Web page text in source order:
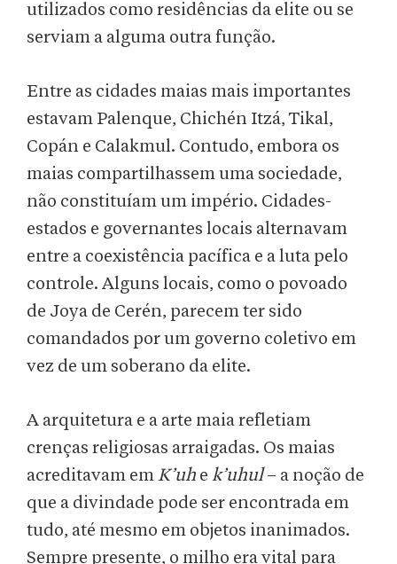
utilizados como residências da elite ou se
serviam a alguma outra função.
Entre as cidades maias mais importantes
estavam Palenque, Chichén Itzá, Tikal,
Copán e Calakmul. Contudo, embora os
maias compartilhassem uma sociedade,
não constituíam um império. Cidades-
estados e governantes locais alternavam
entre a coexistência pacífica e a luta pelo
controle. Alguns locais, como o povoado
de Joya de Cerén, parecem ter sido
comandados por um governo coletivo em
vez de um soberano da elite.
A arquitetura e a arte maia refletiam
crenças religiosas arraigadas. Os maias
acreditavam emK’uh e k’uhul– a noção de
que a divindade pode ser encontrada em
tudo, até mesmo em objetos inanimados.
Sempre presente, o milho era vital para